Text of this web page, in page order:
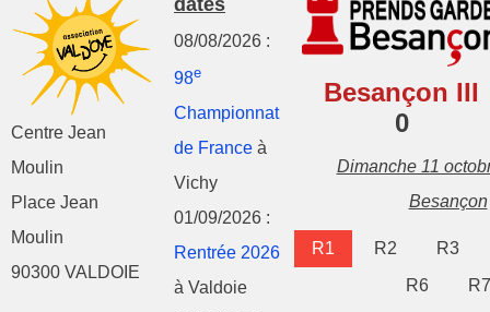
Centre Jean
Moulin
Place Jean
Moulin
90300 VALDOIE
dates
08/08/2026 :
98e
Championnat
de France à
Vichy
01/09/2026 :
Rentrée 2026
à Valdoie
Besançon III
0
Dimanche 11
Besançon
R1 R2
R3
R6
R7